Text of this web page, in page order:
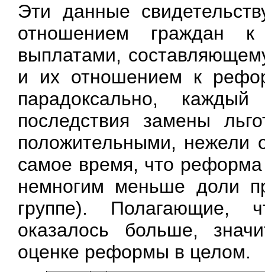
Эти данные
отношением граждан
выплатами,
и их отношением к
парадоксально,
последствия замены
положительными, нежели
самое время, что
немногим меньше доли
группе). Полагающие,
оказалось больше,
оценке реформы в целом.